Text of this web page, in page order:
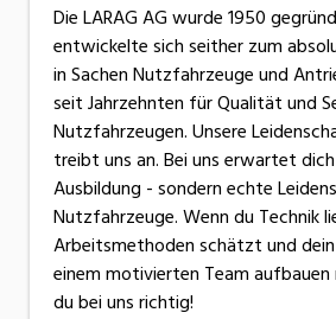
Die LARAG AG wurde 1950
entwickelte sich seither zum
in Sachen Nutzfahrzeuge und
seit Jahrzehnten für Qualität und
Nutzfahrzeugen. Unsere
treibt uns an. Bei uns erwartet
Ausbildung - sondern echte
Nutzfahrzeuge. Wenn du Technik
Arbeitsmethoden schätzt und dein
einem motivierten Team
du bei uns richtig!